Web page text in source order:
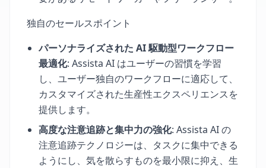
独自のセールスポイント
パーソナライズされた AI 駆動型ワークフロー
最適化: Assista AI はユーザーの習慣を学習
し、ユーザー独自のワークフローに適応して、
カスタマイズされた生産性エクスペリエンスを
提供します。
高度な注意追跡と集中力の強化: Assista AI の
注意追跡テクノロジーは、タスクに集中できる
ようにし、気を散らすものを最小限に抑え、生